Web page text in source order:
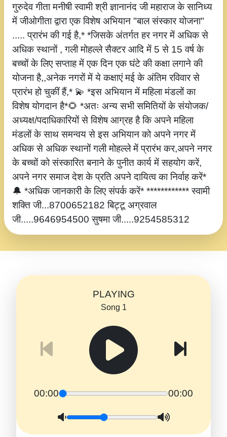
गुरुदेव गीता मनीषी स्वामी श्री ज्ञानानंद जी महाराज के सानिध्य
में जीओगीता द्वारा एक विशेष अभियान "बाल संस्कार योजना"
..... प्रारंभ की गई है,* *जिसके अंतर्गत हर नगर में अधिक से
अधिक स्थानों , गली मोहल्ले सैक्टर आदि में 5 से 15 वर्ष के
बच्चों के लिए सप्ताह में एक दिन एक घंटे की कक्षा लगाने की
योजना है,,अनेक नगरों में ये कक्षाएं मई के अंतिम रविवार से
प्रारंभ हो चुकीं हैं,* 💫 *इस अभियान में महिला मंडलों का
विशेष योगदान है*🌻 *अतः अन्य सभी समितियों के संयोजक/
अध्यक्ष/पदाधिकारियों से विशेष आग्रह है कि अपने महिला
मंडलों के साथ समन्वय से इस अभियान को अपने नगर में
अधिक से अधिक स्थानों गली मोहल्ले में प्रारंभ कर,अपने नगर
के बच्चों को संस्कारित बनाने के पुनीत कार्य में सहयोग करें,
अपने नगर समाज देश के प्रति अपने दायित्व का निर्वाह करें*
🔔 *अधिक जानकारी के लिए संपर्क करें* ************ स्वामी
शक्ति जी...8700652182 बिट्टू अग्रवाल
जी.....9646954500 सुषमा जी.....9254585312
PLAYING
Song 1
00:00 00:00